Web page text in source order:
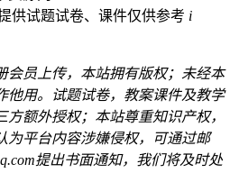
供试题试卷、课件仅供参考 i
会员上传，本站拥有版权；未经本
他用。试题试卷，教案课件及教学
方额外授权；本站尊重知识产权，
为平台内容涉嫌侵权，可通过邮
提出书面通知，我们将及时处